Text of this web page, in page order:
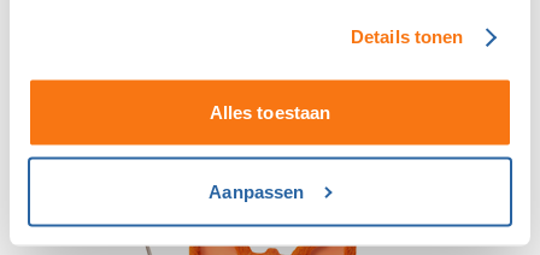
Details tonen
Alles toestaan
Aanpassen
grote toeloop tijdens de coronaperiode een ledenstop
bieden, dat ze bijvoorbeeld op de drivingrange mogen
terwijl hun kind traint.”